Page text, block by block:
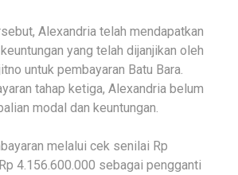
Alexandria telah mendapatkan
yang telah dijanjikan oleh
untuk pembayaran Batu Bara.
tahap ketiga, Alexandria belum
modal dan keuntungan.
melalui cek senilai Rp
4.156.600.000 sebagai pengganti